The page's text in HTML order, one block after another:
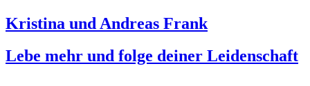
Kristina und Andreas Frank
Lebe mehr und folge deiner Leidenschaft